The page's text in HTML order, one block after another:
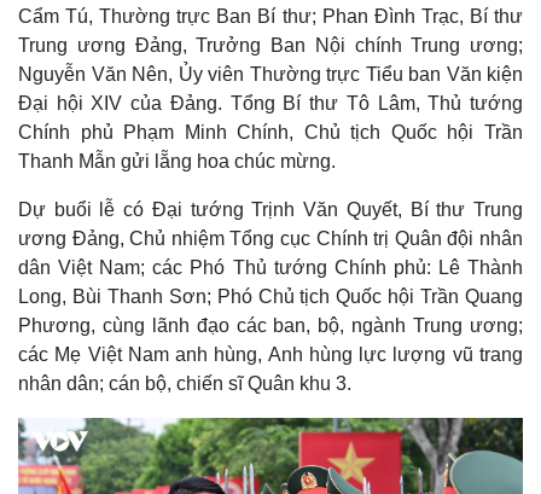
1
.
n
g
m
e
Cẩm Tú, Thường trực Ban Bí thư; Phan Đình Trạc, Bí thư
Trung ương Đảng, Trưởng Ban Nội chính Trung ương;
Nguyễn Văn Nên, Ủy viên Thường trực Tiểu ban Văn kiện
Đại hội XIV của Đảng. Tổng Bí thư Tô Lâm, Thủ tướng
Chính phủ Phạm Minh Chính, Chủ tịch Quốc hội Trần
Thanh Mẫn gửi lẵng hoa chúc mừng.
Dự buổi lễ có Đại tướng Trịnh Văn Quyết, Bí thư Trung
ương Đảng, Chủ nhiệm Tổng cục Chính trị Quân đội nhân
dân Việt Nam; các Phó Thủ tướng Chính phủ: Lê Thành
Long, Bùi Thanh Sơn; Phó Chủ tịch Quốc hội Trần Quang
Phương, cùng lãnh đạo các ban, bộ, ngành Trung ương;
các Mẹ Việt Nam anh hùng, Anh hùng lực lượng vũ trang
nhân dân; cán bộ, chiến sĩ Quân khu 3.